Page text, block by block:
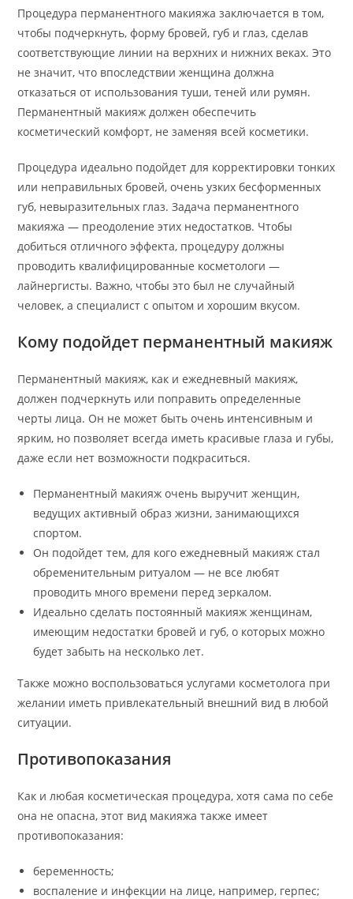
Процедура перманентного макияжа заключается в том,
чтобы подчеркнуть, форму бровей, губ и глаз, сделав
соответствующие линии на верхних и нижних веках. Это
не значит, что впоследствии женщина должна
отказаться от использования туши, теней или румян.
Перманентный макияж должен обеспечить
косметический комфорт, не заменяя всей косметики.
Процедура идеально подойдет для корректировки тонких
или неправильных бровей, очень узких бесформенных
губ, невыразительных глаз. Задача перманентного
макияжа — преодоление этих недостатков. Чтобы
добиться отличного эффекта, процедуру должны
проводить квалифицированные косметологи —
лайнергисты. Важно, чтобы это был не случайный
человек, а специалист с опытом и хорошим вкусом.
Кому подойдет перманентный макияж
Перманентный макияж, как и ежедневный макияж,
должен подчеркнуть или поправить определенные
черты лица. Он не может быть очень интенсивным и
ярким, но позволяет всегда иметь красивые глаза и губы,
даже если нет возможности подкраситься.
Перманентный макияж очень выручит женщин,
ведущих активный образ жизни, занимающихся
спортом.
Он подойдет тем, для кого ежедневный макияж стал
обременительным ритуалом — не все любят
проводить много времени перед зеркалом.
Идеально сделать постоянный макияж женщинам,
имеющим недостатки бровей и губ, о которых можно
будет забыть на несколько лет.
Также можно воспользоваться услугами косметолога при
желании иметь привлекательный внешний вид в любой
ситуации.
Противопоказания
Как и любая косметическая процедура, хотя сама по себе
она не опасна, этот вид макияжа также имеет
противопоказания:
беременность;
воспаление и инфекции на лице, например, герпес;